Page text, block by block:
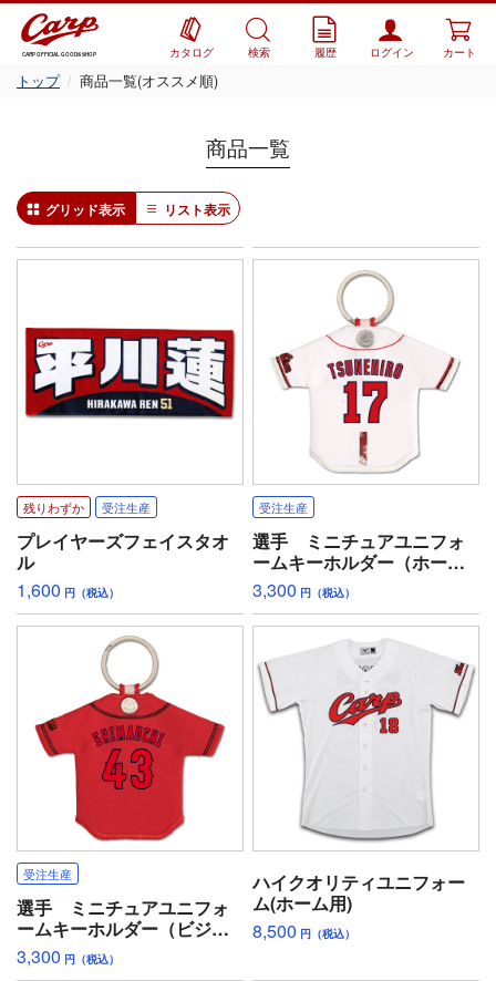
CARP OFFICIAL GOODS SHOP カタログ 検索 履歴 ログイン カート
トップ 商品一覧(オススメ順)
商品一覧
グリッド表示 リスト表示
残りわずか 受注生産
プレイヤーズフェイスタオ
ル
1,600 円（税込）
受注生産
選手 ミニチュアユニフォ
ームキーホルダー（ホー
ム）
3,300 円（税込）
受注生産
選手 ミニチュアユニフォ
ームキーホルダー（ビジタ
ー）
3,300 円（税込）
ハイクオリティユニフォー
ム(ホーム用)
8,500 円（税込）